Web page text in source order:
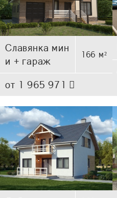
Славянка мин
и + гараж
166 м²
от 1 965 971